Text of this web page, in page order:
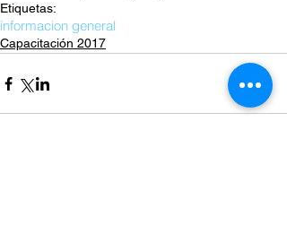
Etiquetas:
informacion general
Capacitación 2017